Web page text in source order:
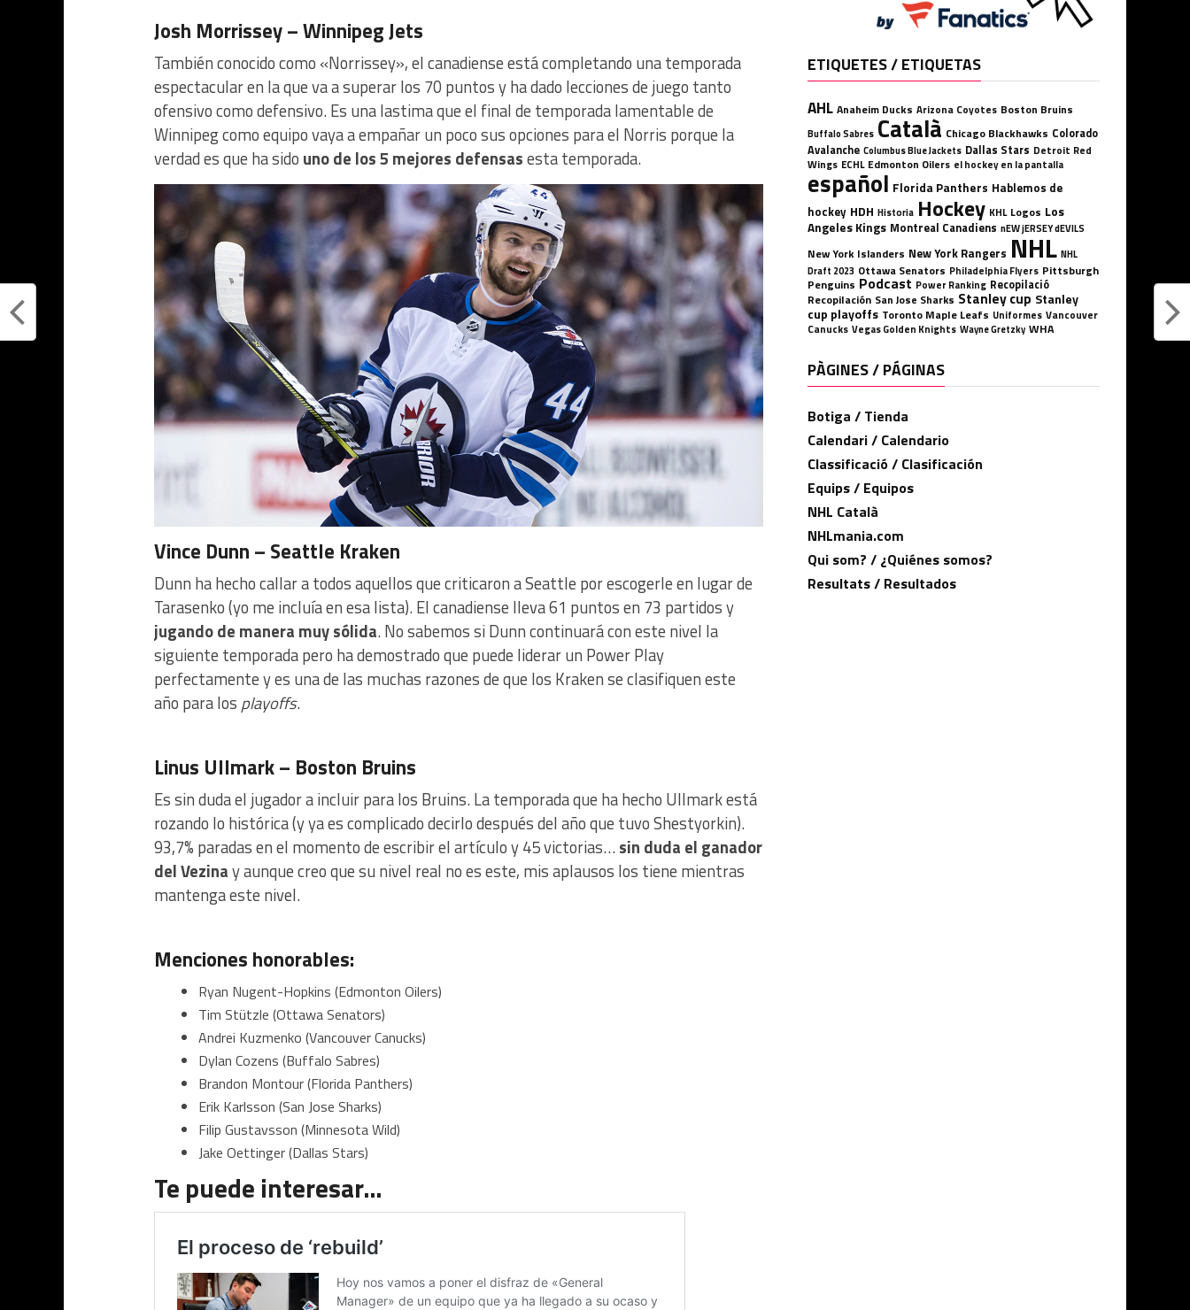
Josh Morrissey – Winnipeg Jets
También conocido como «Norrissey», el canadiense está completando una temporada
espectacular en la que va a superar los 70 puntos y ha dado lecciones de juego tanto
ofensivo como defensivo. Es una lastima que el final de temporada lamentable de
Winnipeg como equipo vaya a empañar un poco sus opciones para el Norris porque la
verdad es que ha sido uno de los 5 mejores defensasesta temporada.
Vince Dunn – Seattle Kraken
Dunn ha hecho callar a todos aquellos que criticaron a Seattle por escogerle en lugar de
Tarasenko (yo me incluía en esa lista). El canadiense lleva 61 puntos en 73 partidos y
jugando de manera muy sólida. No sabemos si Dunn continuará con este nivel la
siguiente temporada pero ha demostrado que puede liderar un Power Play
perfectamente y es una de las muchas razones de que los Kraken se clasifiquen este
año para los playoffs.
Linus Ullmark – Boston Bruins
Es sin duda el jugador a incluir para los Bruins. La temporada que ha hecho Ullmark está
rozando lo histórica (y ya es complicado decirlo después del año que tuvo Shestyorkin).
93,7% paradas en el momento de escribir el artículo y 45 victorias… sin duda el ganador
del Vezinay aunque creo que su nivel real no es este, mis aplausos los tiene mientras
mantenga este nivel.
Menciones honorables:
Ryan Nugent-Hopkins (Edmonton Oilers)
Tim Stützle (Ottawa Senators)
Andrei Kuzmenko (Vancouver Canucks)
Dylan Cozens (Buffalo Sabres)
Brandon Montour (Florida Panthers)
Erik Karlsson (San Jose Sharks)
Filip Gustavsson (Minnesota Wild)
Jake Oettinger (Dallas Stars)
Te puede interesar…
ETIQUETES / ETIQUETAS
AHL Anaheim Ducks Arizona Coyotes Boston Bruins
Buffalo Sabres Català Chicago Blackhawks Colorado
Avalanche Columbus Blue Jackets Dallas Stars Detroit Red
Wings ECHL Edmonton Oilers el hockey en la pantalla
español Florida Panthers Hablemos de
hockey HDH Historia Hockey KHL Logos Los
Angeles Kings Montreal Canadiens nEW jERSEY dEVILS
New York Islanders New York Rangers NHL NHL
Draft 2023 Ottawa Senators Philadelphia Flyers Pittsburgh
Penguins Podcast Power Ranking Recopilació
Recopilación San Jose Sharks Stanley cup Stanley
cup playoffs Toronto Maple Leafs Uniformes Vancouver
Canucks Vegas Golden Knights Wayne Gretzky WHA
PÀGINES / PÁGINAS
Botiga / Tienda
Calendari / Calendario
Classificació / Clasificación
Equips / Equipos
NHL Català
NHLmania.com
Qui som? / ¿Quiénes somos?
Resultats / Resultados